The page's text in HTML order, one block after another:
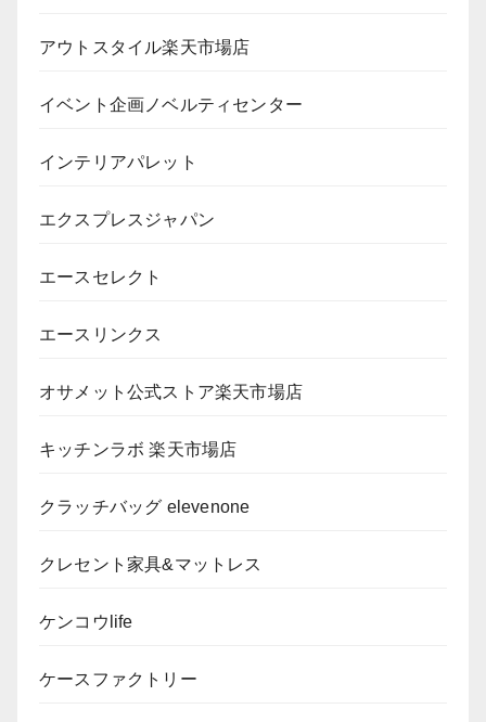
アウトスタイル楽天市場店
イベント企画ノベルティセンター
インテリアパレット
エクスプレスジャパン
エースセレクト
エースリンクス
オサメット公式ストア楽天市場店
キッチンラボ 楽天市場店
クラッチバッグ elevenone
クレセント家具&マットレス
ケンコウlife
ケースファクトリー